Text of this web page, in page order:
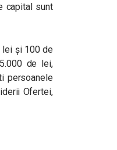
capital sunt
lei și 100 de
de lei,
persoanele
Ofertei,